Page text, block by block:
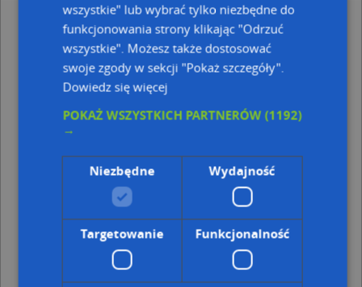
Rafał Niemiec - inne Przemysł, Firmy w
pobliżu
DHL POP ŻABKA, LWOWSKA 50, 22-100 Chełm
Przedsiębiorstwo Produkcyjno Usługowe Volum, ul.
Henryka Wieniawskiego 13/30, 22-100 Chełm
TMC Tomasz Machowicz, ul. Karola Szymanowskiego
Adresy w pobliżu
Chełm, Szymanowskiego Karola 13, Ulica (22-100)
Chełm, Wieniawskiego Henryka 9, Ulica (22-100)
Chełm, Szymanowskiego Karola 8, Ulica (22-100)
Chełm, Wieniawskiego Henryka 11a, Ulica (22-100) (→ 95
wszystkie" lub wybrać tylko niezbędne do
funkcjonowania strony klikając "Odrzuć
wszystkie". Możesz także dostosować
swoje zgody w sekcji "Pokaż szczegóły".
Dowiedz się więcej
POKAŻ WSZYSTKICH PARTNERÓW(1192)
→
Niezbędne Wydajność
Targetowanie Funkcjonalność